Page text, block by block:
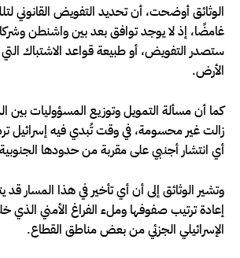
الوثائق أوضحت، أن تحديد التفويض القانوني
غامضًا، إذ لا يوجد توافق بعد بين واشنطن
ستصدر التفويض، أو طبيعة قواعد الاشتباك
الأرض.
كما أن مسألة التمويل وتوزيع المسؤوليات بين
زالت غير محسومة، في وقت تُبدي فيه إسرائيل
أي انتشار أجنبي على مقربة من حدودها
وتشير الوثائق إلى أن أي تأخير في هذا المسار
إعادة ترتيب صفوفها وملء الفراغ الأمني الذي
الإسرائيلي الجزئي من بعض مناطق القطاع.